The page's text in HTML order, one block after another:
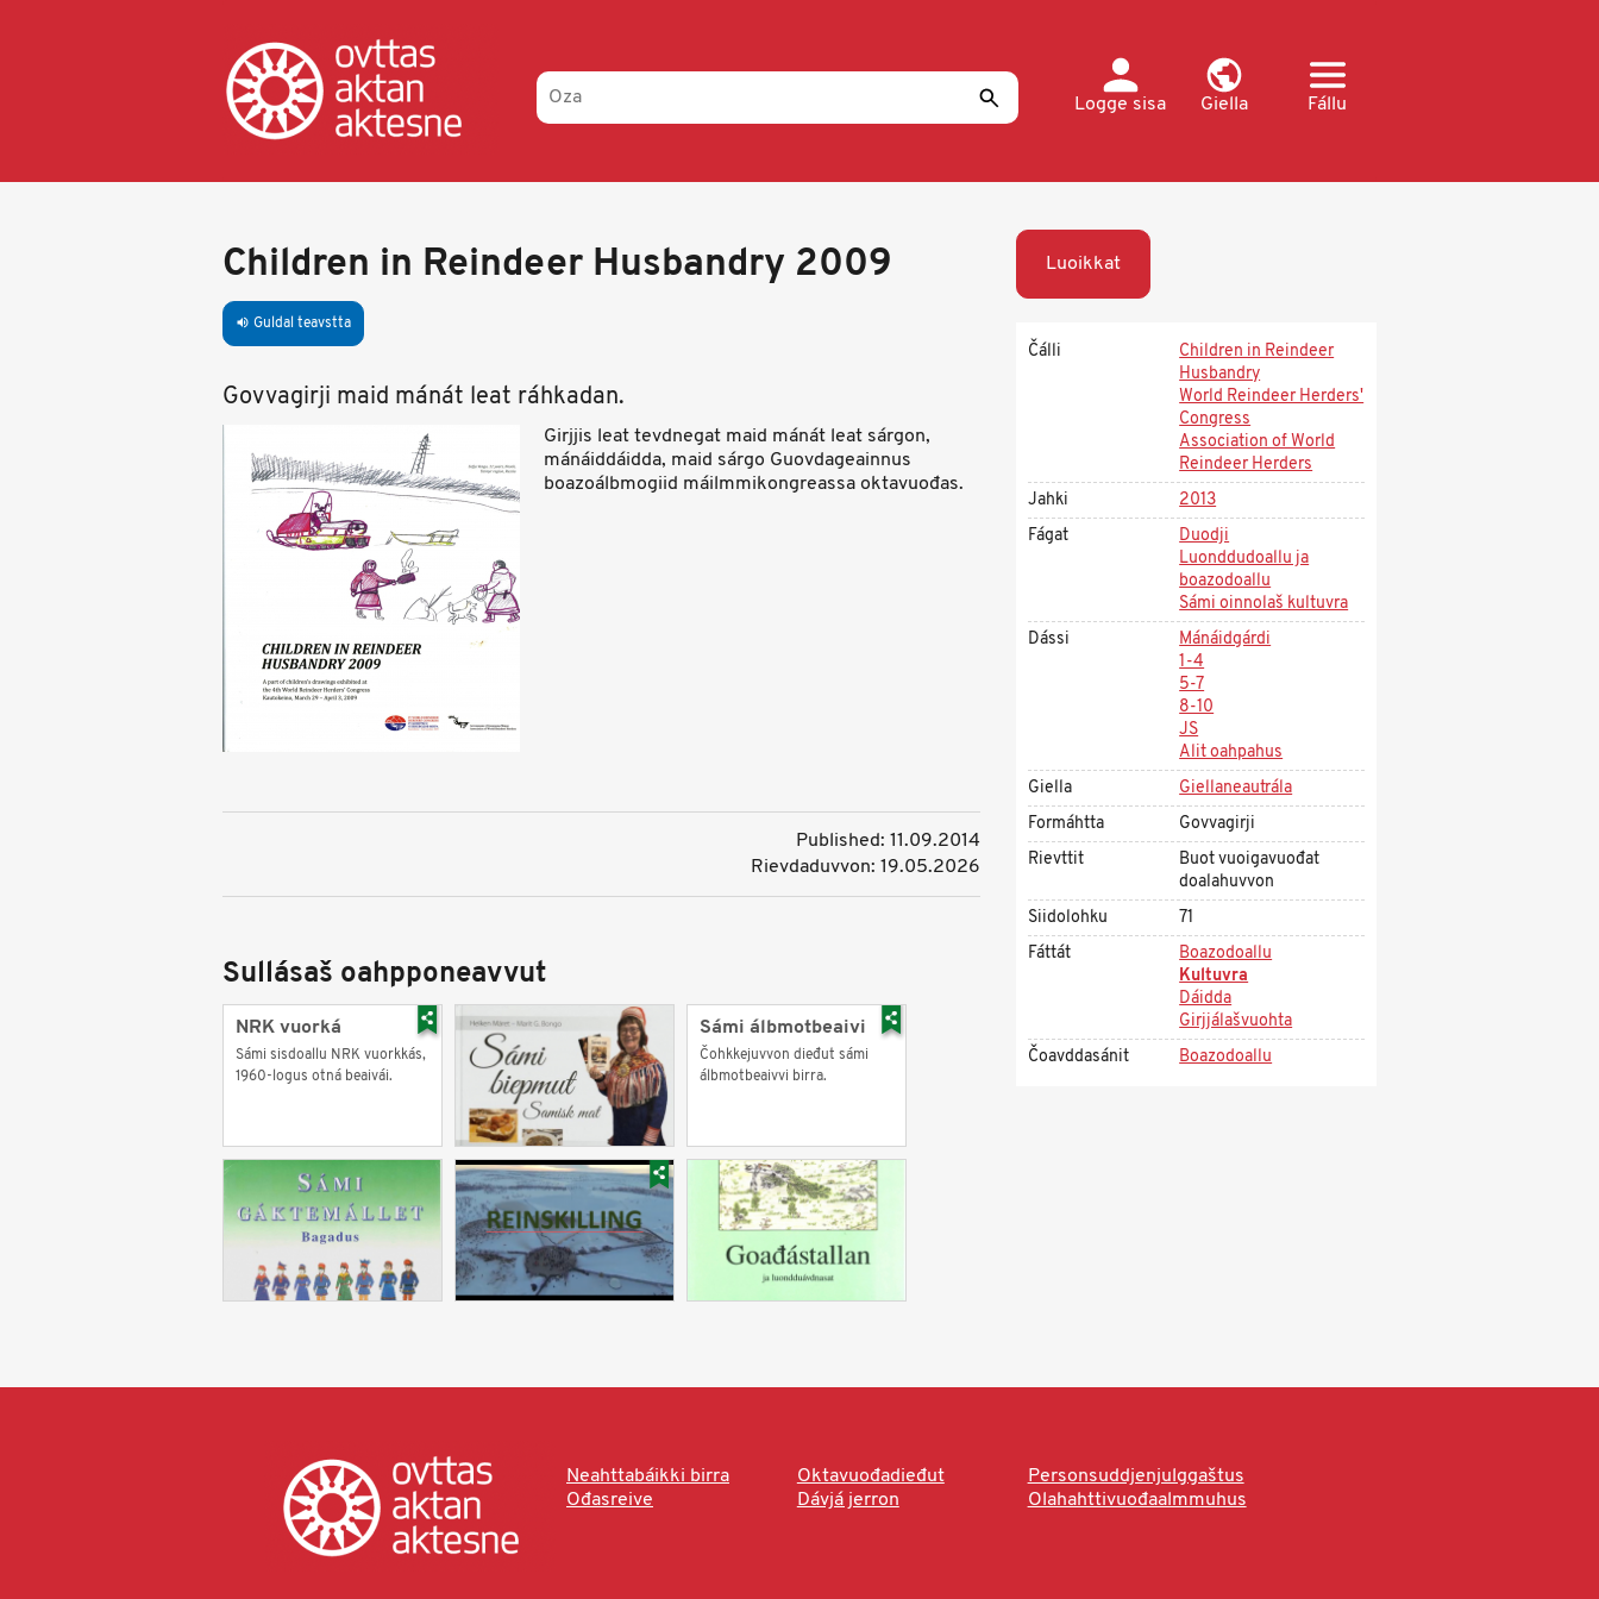
Logge sisa
Giella Fállu
Children in Reindeer Husbandry 2009
volume_up Guldal teavstta
Govvagirji maid mánát leat ráhkadan.
Girjjis leat tevdnegat maid mánát leat sárgon,
mánáiddáidda, maid sárgo Guovdageainnus
boazoálbmogiid máilmmikongreassa oktavuođas.
Published: 11.09.2014
Rievdaduvvon: 19.05.2026
Sullásaš oahpponeavvut
NRK vuorká
Sámi sisdoallu NRK vuorkkás,
1960-logus otná beaivái.
Sámi álbmotbeaivi
Čohkkejuvvon dieđut sámi
álbmotbeaivvi birra.
Luoikkat
Čálli
Children in Reindeer
Husbandry
World Reindeer Herders'
Congress
Association of World
Reindeer Herders
Jahki
2013
Fágat
Duodji
Luonddudoallu ja
boazodoallu
Sámi oinnolaš kultuvra
Dássi
Mánáidgárdi
1-4
5-7
8-10
JS
Alit oahpahus
Giella
Giellaneautrála
Formáhtta
Govvagirji
Rievttit
Buot vuoigavuođat
doalahuvvon
Siidolohku
71
Fáttát
Boazodoallu
Kultuvra
Dáidda
Girjjálašvuohta
Čoavddasánit
Boazodoallu
Neahttabáikki birra Oktavuođadieđut
Personsuddjenjulggaštus
Ođasreive
Dávjá jerron Olahahttivuođaalmmuhus